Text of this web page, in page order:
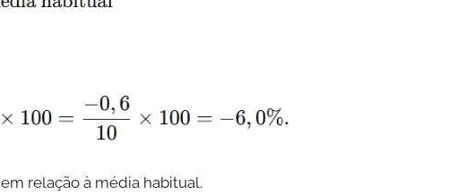
em relação à média habitual.